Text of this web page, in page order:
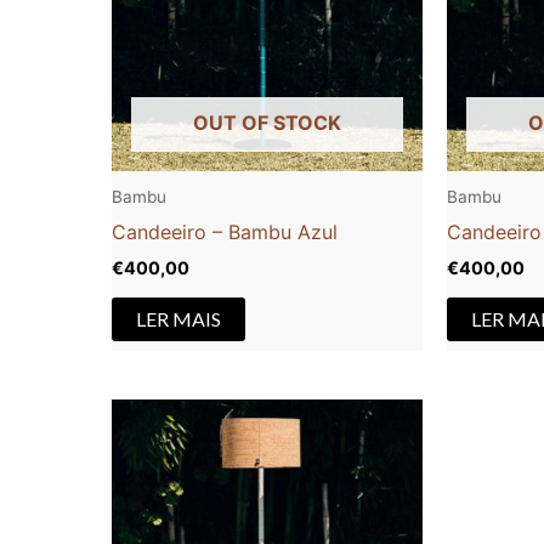
OUT OF STOCK
Bambu
Candeeiro – Bambu Azul
€400,00
LER MAIS
Bambu
€400,00
LER